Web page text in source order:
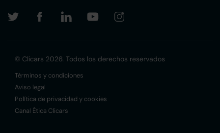
© Clicars 2026. Todos los derechos reservados
Términos y condiciones
Aviso legal
Política de privacidad y cookies
Canal Ética Clicars